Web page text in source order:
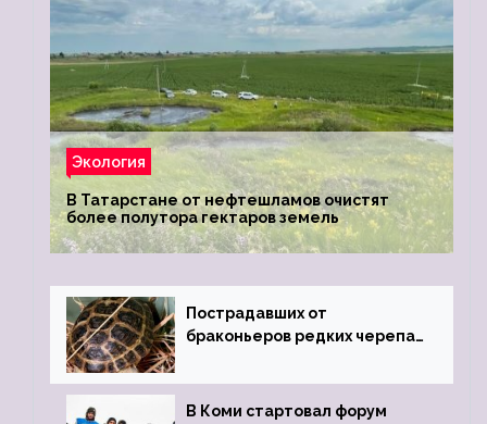
Экология
В Татарстане от нефтешламов очистят
более полутора гектаров земель
Пострадавших от
браконьеров редких черепах
зоопарк
В Коми стартовал форум